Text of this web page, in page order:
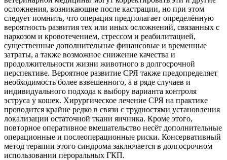
осложнения, возникающие после кастрации, но при этом
следует помнить, что операция предполагает определённую
вероятность развития тех или иных осложнений, связанных с
наркозом и кровотечением, стрессом и реабилитацией,
существенные дополнительные финансовые и временные
затраты, а также возможное снижение качества и
продолжительности жизни животного в долгосрочной
перспективе. Вероятное развитие СРЯ также предопределяет
необходимость более взвешенного, а в ряде случаев и
индивидуального подхода к выбору варианта контроля
эструса у кошек. Хирургическое лечение СРЯ на практике
проводится крайне редко в связи с трудностями установления
локализации остаточной ткани яичника. Кроме этого,
повторное оперативное вмешательство несёт дополнительные
операционные и послеоперационные риски. Консервативный
метод терапии этого синдрома заключается в долгосрочном
использовании пероральных ГКП.